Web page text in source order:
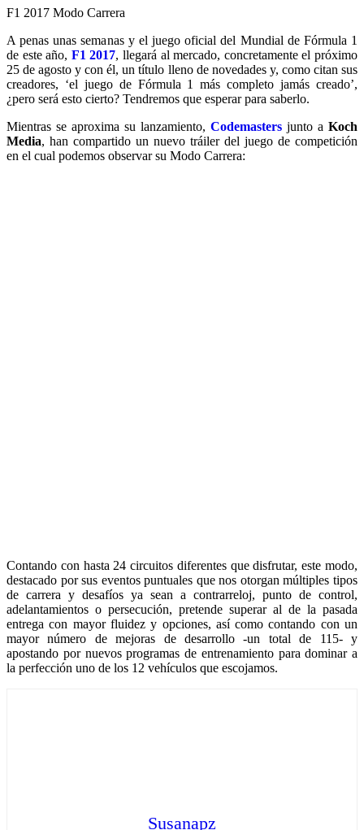
F1 2017 Modo Carrera
A penas unas semanas y el juego oficial del Mundial de Fórmula 1
de este año, F1 2017, llegará al mercado, concretamente el próximo
25 de agosto y con él, un título lleno de novedades y, como citan sus
creadores, ‘el juego de Fórmula 1 más completo jamás creado’,
¿pero será esto cierto? Tendremos que esperar para saberlo.
Mientras se aproxima su lanzamiento, Codemasters junto a Koch
Media, han compartido un nuevo tráiler del juego de competición
en el cual podemos observar su Modo Carrera:
Contando con hasta 24 circuitos diferentes que disfrutar, este modo,
destacado por sus eventos puntuales que nos otorgan múltiples tipos
de carrera y desafíos ya sean a contrarreloj, punto de control,
adelantamientos o persecución, pretende superar al de la pasada
entrega con mayor fluidez y opciones, así como contando con un
mayor número de mejoras de desarrollo -un total de 115- y
apostando por nuevos programas de entrenamiento para dominar a
la perfección uno de los 12 vehículos que escojamos.
Susanapz